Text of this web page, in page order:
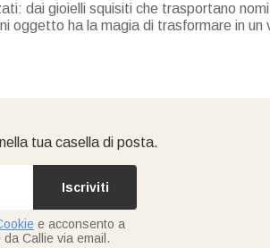
dai gioielli squisiti che trasportano
oggetto ha la magia di trasformare in
speciali
tua casella di posta.
Iscriviti
e acconsento a
Callie via email.